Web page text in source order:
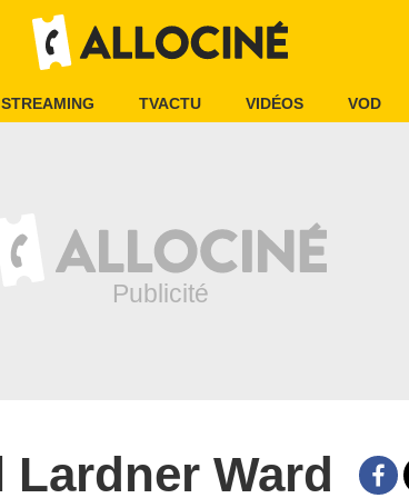
STREAMING TVACTU VIDÉOS VOD
Lardner Ward